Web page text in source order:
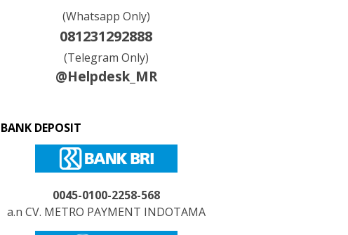
(Whatsapp Only)
081231292888
(Telegram Only)
@Helpdesk_MR
BANK DEPOSIT
0045-0100-2258-568
a.n CV. METRO PAYMENT INDOTAMA